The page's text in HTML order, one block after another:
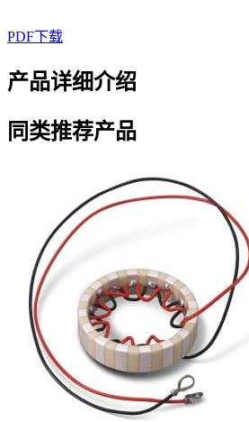
PDF下载
产品详细介绍
同类推荐产品